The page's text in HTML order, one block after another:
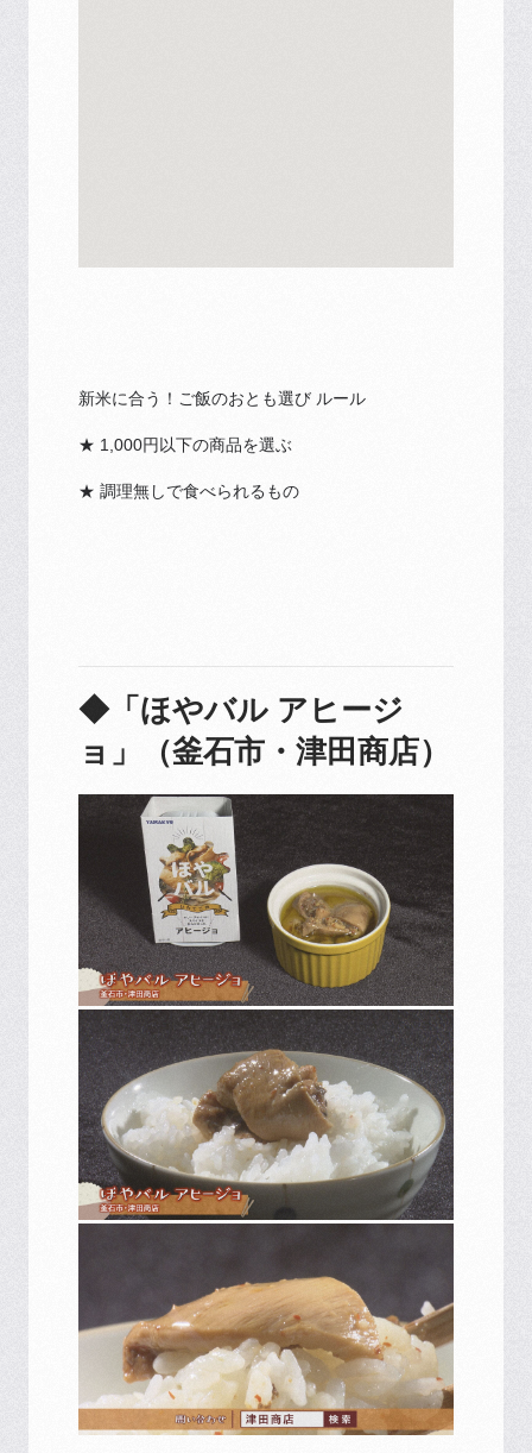
新米に合う！ご飯のおとも選び ルール
★ 1,000円以下の商品を選ぶ
★ 調理無しで食べられるもの
◆「ほやバル アヒージ
ョ」（釜石市・津田商店）